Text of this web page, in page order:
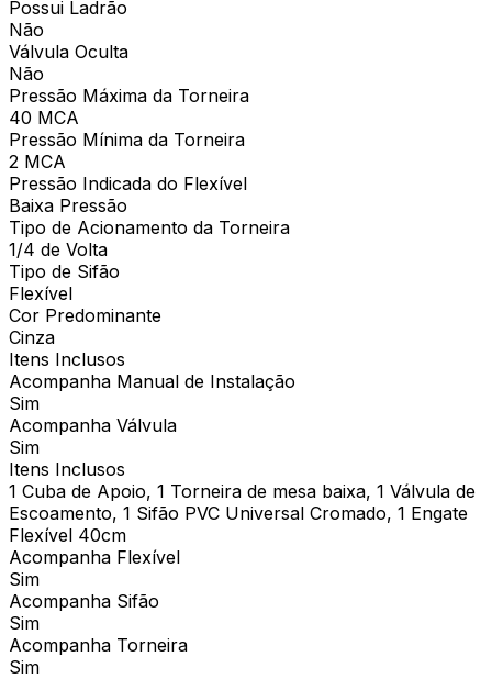
Possui Ladrão
Não
Válvula Oculta
Não
Pressão Máxima da Torneira
40 MCA
Pressão Mínima da Torneira
2 MCA
Pressão Indicada do Flexível
Baixa Pressão
Tipo de Acionamento da Torneira
1/4 de Volta
Tipo de Sifão
Flexível
Cor Predominante
Cinza
Itens Inclusos
Acompanha Manual de Instalação
Sim
Acompanha Válvula
Sim
Itens Inclusos
1 Cuba de Apoio, 1 Torneira de mesa baixa, 1 Válvula de
Escoamento, 1 Sifão PVC Universal Cromado, 1 Engate
Flexível 40cm
Acompanha Flexível
Sim
Acompanha Sifão
Sim
Acompanha Torneira
Sim